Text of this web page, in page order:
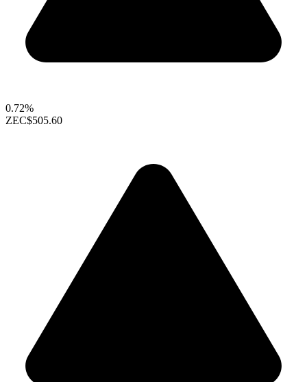
0.72%
ZEC$505.60